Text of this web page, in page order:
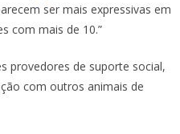
ser mais expressivas em
com mais de 10.”
provedores de suporte social,
com outros animais de